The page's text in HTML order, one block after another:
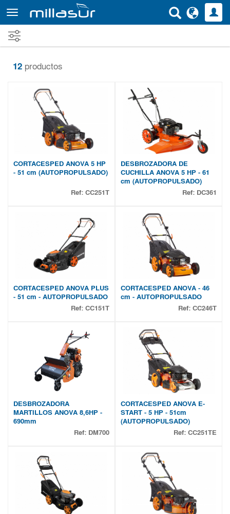
contenido
principal
12 productos
CORTACESPED ANOVA 5 HP
- 51 cm (AUTOPROPULSADO)
Ref: CC251T
DESBROZADORA DE
CUCHILLA ANOVA 5 HP - 61
cm (AUTOPROPULSADO)
Ref: DC361
CORTACESPED ANOVA PLUS
- 51 cm - AUTOPROPULSADO
Ref: CC151T
CORTACESPED ANOVA - 46
cm - AUTOPROPULSADO
Ref: CC246T
DESBROZADORA
MARTILLOS ANOVA 8,6HP -
690mm
Ref: DM700
CORTACESPED ANOVA E-
START - 5 HP - 51cm
(AUTOPROPULSADO)
Ref: CC251TE